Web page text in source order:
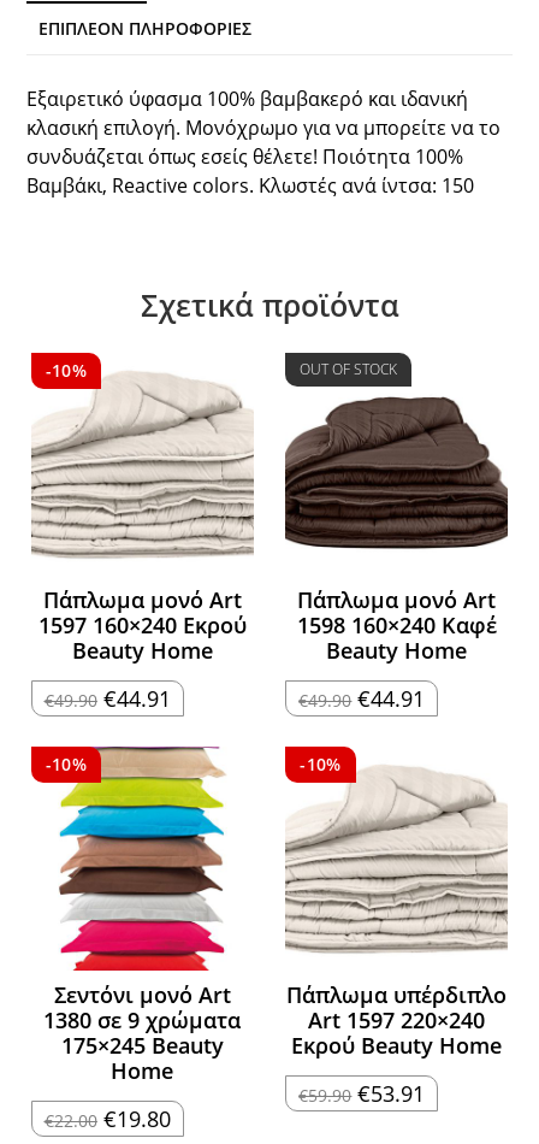
ΕΠΙΠΛΈΟΝ ΠΛΗΡΟΦΟΡΊΕΣ
Εξαιρετικό ύφασμα 100% βαμβακερό και ιδανική
κλασική επιλογή. Μονόχρωμο για να μπορείτε να το
συνδυάζεται όπως εσείς θέλετε! Ποιότητα 100%
Βαμβάκι, Reactive colors. Κλωστές ανά ίντσα: 150
Σχετικά προϊόντα
-10%
Πάπλωμα μονό Art
1597 160×240 Εκρού
Beauty Home
€49.90 Original
price
€49.90.
€44.91 Η
τρέχουσα
είναι:
€44.91.
OUT OF STOCK
Πάπλωμα μονό Art
1598 160×240 Καφέ
Beauty Home
€49.90 Original
price
€44.91 Η
τρέχουσα
-10%
Σεντόνι μονό Art
1380 σε 9 χρώματα
175×245 Beauty
Home
€22.00 Original
price
€19.80Η
τρέχουσα
-10%
Πάπλωμα υπέρδιπλο
Art 1597 220×240
Εκρού Beauty Home
€59.90 Original
price
€53.91 Η
τρέχουσα